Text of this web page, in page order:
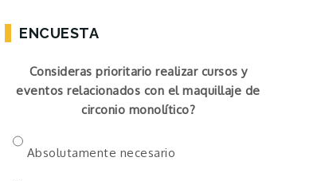
ENCUESTA
Consideras prioritario realizar cursos y
eventos relacionados con el maquillaje de
circonio monolítico?
Absolutamente necesario